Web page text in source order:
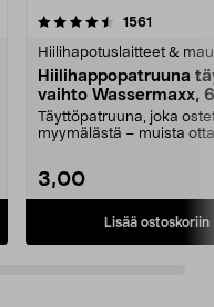
1561
Hiilihapotuslaitteet &
Hiilihappopatruuna
vaihto Wassermaxx,
Täyttöpatruuna, joka
myymälästä – muista
3,00
Lisää ostoskoriin
4.5viidestä